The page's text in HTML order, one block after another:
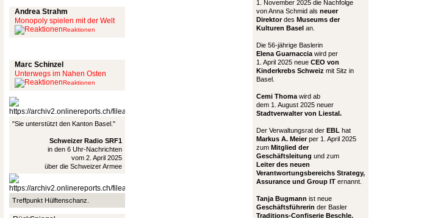
Andrea Strahm
Monopoly spielen mit der Welt
Reaktionen
Marc Schinzel
Unterwegs im Nahen Osten
Reaktionen
"Sie unterstützt den Kanton Basel."
Schweizer Radio SRF1
in den 6 Uhr-Nachrichten
vom 2. April 2025
über die Schweizer Armee
Treffpunkt Hülftenschanz.
1. November 2025 die Nachfolge
von Anna Schmid als neuer
Direktordes Museums der
Kulturen Basel an.
Die 56-jährige Baslerin
Elena Guarnaccia wird per
1. April 2025 neue CEO von
Kinderkrebs Schweiz mit Sitz in
Basel.
Cemi Thoma wird ab
dem 1. August 2025 neuer
Stadtverwalter von Liestal.
Der Verwaltungsrat der EBL hat
Markus A. Meierper 1. April 2025
zum Mitglied der
Geschäftsleitung und zum
Leiter des neuen
Verantwortungsbereichs Strategy,
Assurance und Group IT ernannt.
Tanja Bugmann ist neue
Geschäftsführerin der Basler
Traditions-Confiserie Beschle.